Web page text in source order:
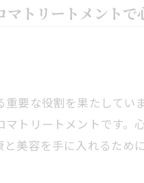
マトリートメントで
要な役割を果たしてい
トリートメントです
美容を手に入れるため